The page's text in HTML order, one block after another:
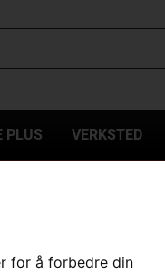
for å forbedre din
PLUS VERKSTED